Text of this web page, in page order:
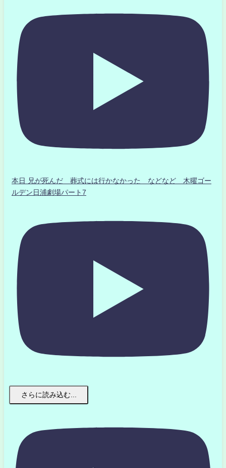
本日 兄が死んだ 葬式には行かなかった などなど 木曜ゴー
ルデン日浦劇場パート7
さらに読み込む...